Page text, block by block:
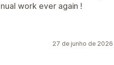
work ever again !
27 de junho de 2026